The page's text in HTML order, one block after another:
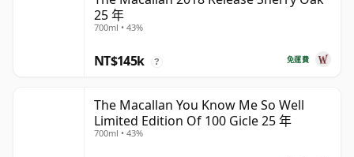
25 年
700ml • 43%
免運費
NT$145k ?
The Macallan You Know Me So Well
Limited Edition Of 100 Gicle 25 年
700ml • 43%